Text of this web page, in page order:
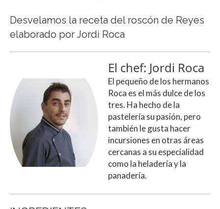
Desvelamos la receta del roscón de Reyes
elaborado por Jordi Roca
El chef: Jordi Roca
El pequeño de los hermanos
Roca es el más dulce de los
tres. Ha hecho de la
pastelería su pasión, pero
también le gusta hacer
incursiones en otras áreas
cercanas a su especialidad
como la heladería y la
panadería.